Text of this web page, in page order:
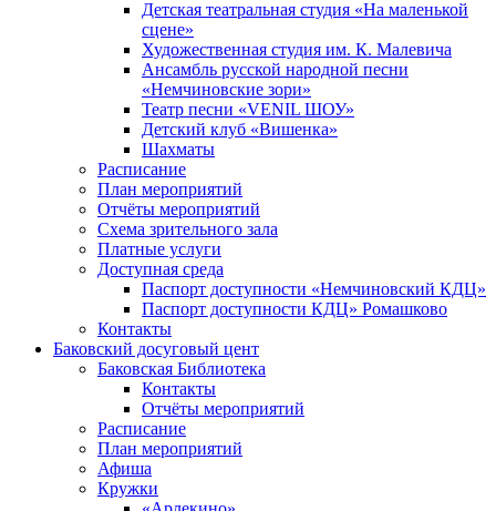
Детская театральная студия «На маленькой
сцене»
Художественная студия им. К. Малевича
Ансамбль русской народной песни
«Немчиновские зори»
Театр песни «VENIL ШОУ»
Детский клуб «Вишенка»
Шахматы
Расписание
План мероприятий
Отчёты мероприятий
Схема зрительного зала
Платные услуги
Доступная среда
Паспорт доступности «Немчиновский КДЦ»
Паспорт доступности КДЦ» Ромашково
Контакты
Баковский досуговый цент
Баковская Библиотека
Контакты
Отчёты мероприятий
Расписание
План мероприятий
Афиша
Кружки